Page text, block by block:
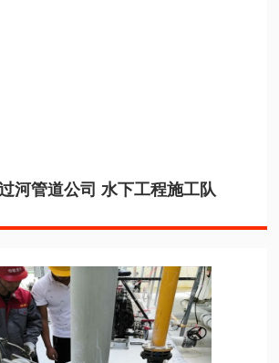
河管道公司 水下工程施工队